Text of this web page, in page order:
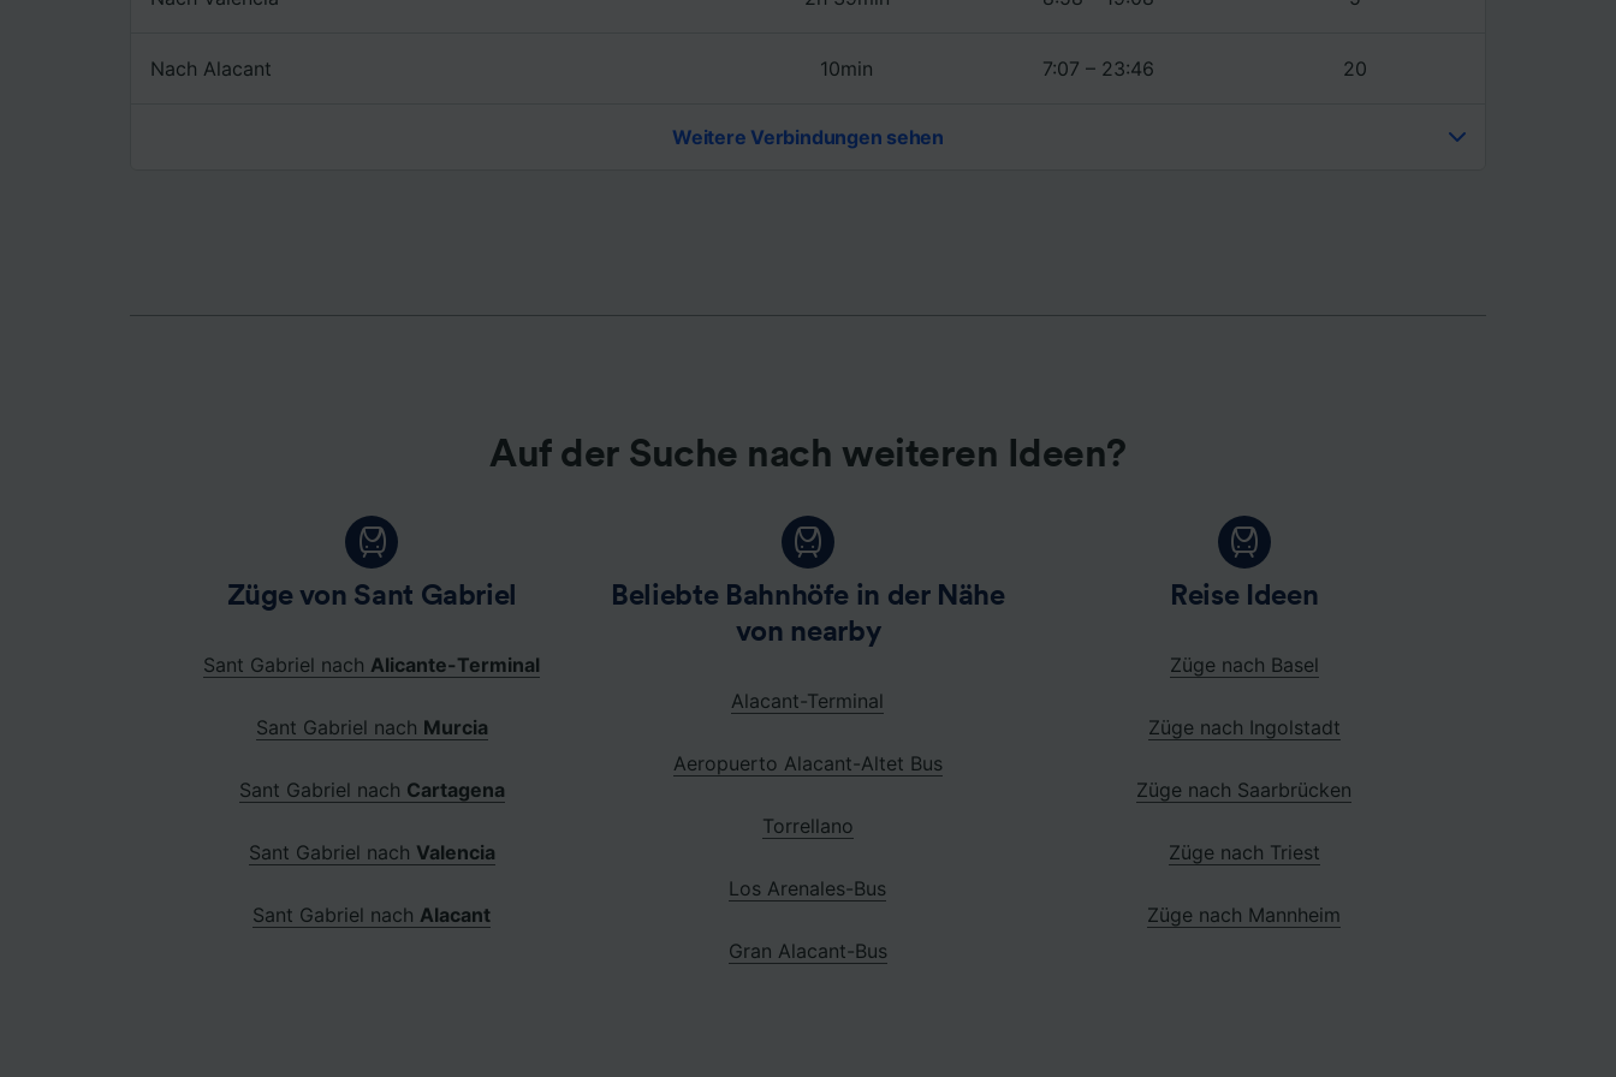
Nach Alacant 10min 7:07 – 23:46 20
Weitere Verbindungen sehen
Auf der Suche nach weiteren Ideen?
Züge von Sant Gabriel
Sant Gabriel nach Alicante-Terminal
Sant Gabriel nach Murcia
Sant Gabriel nach Cartagena
Sant Gabriel nach Valencia
Sant Gabriel nach Alacant
Beliebte Bahnhöfe in der Nähe
von nearby
Alacant-Terminal
Aeropuerto Alacant-Altet Bus
Torrellano
Los Arenales-Bus
Gran Alacant-Bus
Reise Ideen
Züge nach Basel
Züge nach Ingolstadt
Züge nach Saarbrücken
Züge nach Triest
Züge nach Mannheim